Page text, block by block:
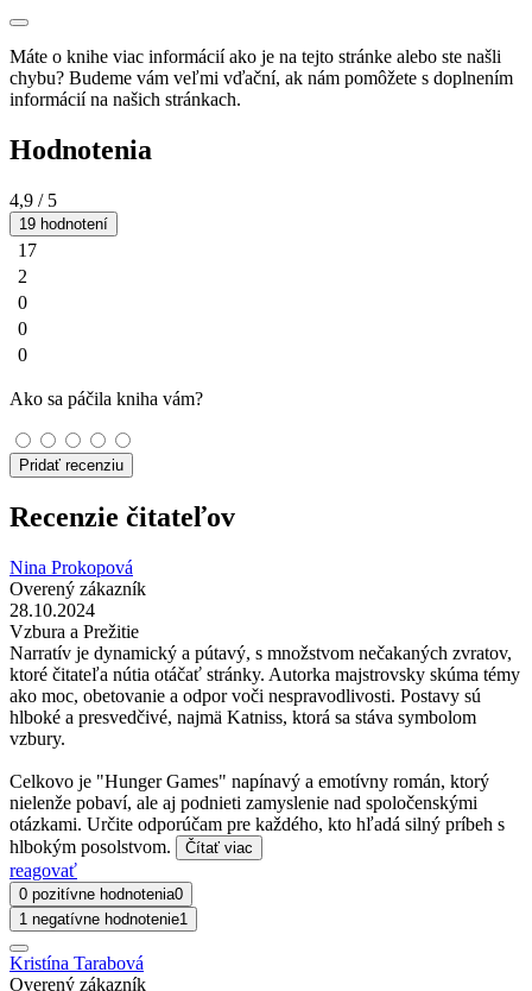
Máte o knihe viac informácií ako je na tejto stránke alebo ste našli
chybu? Budeme vám veľmi vďační, ak nám pomôžete s doplnením
informácií na našich stránkach.
Hodnotenia
4,9 / 5
19 hodnotení
17
2
0
0
0
Ako sa páčila kniha vám?
Pridať recenziu
Recenzie čitateľov
Nina Prokopová
Overený zákazník
28.10.2024
Vzbura a Prežitie
Narratív je dynamický a pútavý, s množstvom nečakaných zvratov,
ktoré čitateľa nútia otáčať stránky. Autorka majstrovsky skúma témy
ako moc, obetovanie a odpor voči nespravodlivosti. Postavy sú
hlboké a presvedčivé, najmä Katniss, ktorá sa stáva symbolom
vzbury.
Celkovo je "Hunger Games" napínavý a emotívny román, ktorý
nielenže pobaví, ale aj podnieti zamyslenie nad spoločenskými
otázkami. Určite odporúčam pre každého, kto hľadá silný príbeh s
hlbokým posolstvom.
Čítať viac
reagovať
0 pozitívne hodnotenia0
1 negatívne hodnotenie1
Kristína Tarabová
Overený zákazník